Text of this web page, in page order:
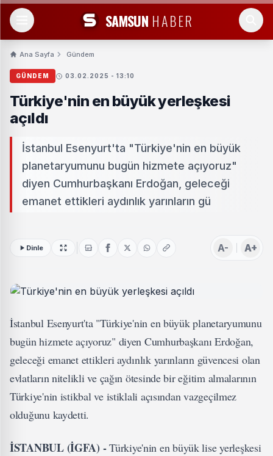
SAMSUN HABER
Ana Sayfa Gündem
GÜNDEM 03.02.2025 - 13:10
Türkiye'nin en büyük yerleşkesi
açıldı
İstanbul Esenyurt'ta "Türkiye'nin en büyük
planetaryumunu bugün hizmete açıyoruz"
diyen Cumhurbaşkanı Erdoğan, geleceği
emanet ettikleri aydınlık yarınların gü
Dinle A- A+
İstanbul Esenyurt'ta "Türkiye'nin en büyük planetaryumunu
bugün hizmete açıyoruz" diyen Cumhurbaşkanı Erdoğan,
geleceği emanet ettikleri aydınlık yarınların güvencesi olan
evlatların nitelikli ve çağın ötesinde bir eğitim almalarının
Türkiye'nin istikbal ve istiklali açısından vazgeçilmez
olduğunu kaydetti.
İSTANBUL (İGFA) -Türkiye'nin en büyük lise yerleşkesi